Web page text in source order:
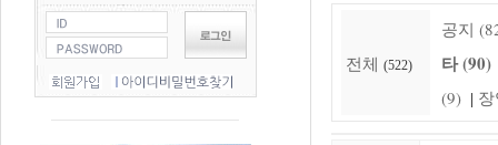
전체 (522)
공지
타 (90)
(9) |